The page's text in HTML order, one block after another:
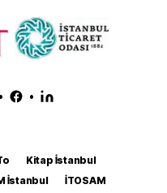
• •
Kitap İstanbul
İstanbul
İTOSAM